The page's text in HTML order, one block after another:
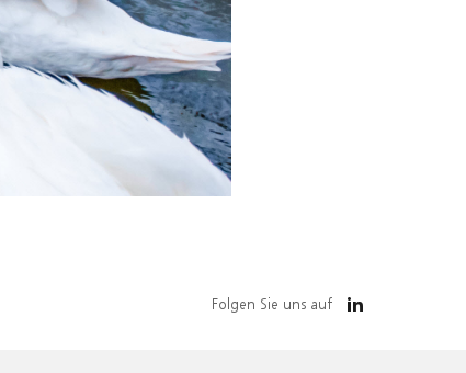
Folgen Sie uns auf